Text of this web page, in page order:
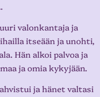
valonkantaja ja
itseään ja unohti,
Hän alkoi palvoa ja
ja omia kykyjään.
ja hänet valtasi